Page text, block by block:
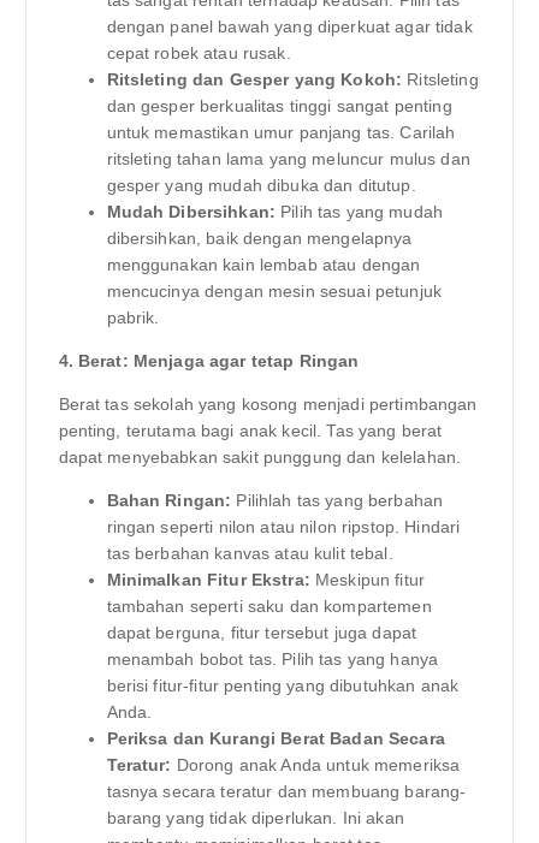
dengan panel bawah yang diperkuat agar tidak
cepat robek atau rusak.
Ritsleting dan Gesper yang Kokoh: Ritsleting
dan gesper berkualitas tinggi sangat penting
untuk memastikan umur panjang tas. Carilah
ritsleting tahan lama yang meluncur mulus dan
gesper yang mudah dibuka dan ditutup.
Mudah Dibersihkan: Pilih tas yang mudah
dibersihkan, baik dengan mengelapnya
menggunakan kain lembab atau dengan
mencucinya dengan mesin sesuai petunjuk
pabrik.
4. Berat: Menjaga agar tetap Ringan
Berat tas sekolah yang kosong menjadi pertimbangan
penting, terutama bagi anak kecil. Tas yang berat
dapat menyebabkan sakit punggung dan kelelahan.
Bahan Ringan: Pilihlah tas yang berbahan
ringan seperti nilon atau nilon ripstop. Hindari
tas berbahan kanvas atau kulit tebal.
Minimalkan Fitur Ekstra: Meskipun fitur
tambahan seperti saku dan kompartemen
dapat berguna, fitur tersebut juga dapat
menambah bobot tas. Pilih tas yang hanya
berisi fitur-fitur penting yang dibutuhkan anak
Anda.
Periksa dan Kurangi Berat Badan Secara
Teratur: Dorong anak Anda untuk memeriksa
tasnya secara teratur dan membuang barang-
barang yang tidak diperlukan. Ini akan